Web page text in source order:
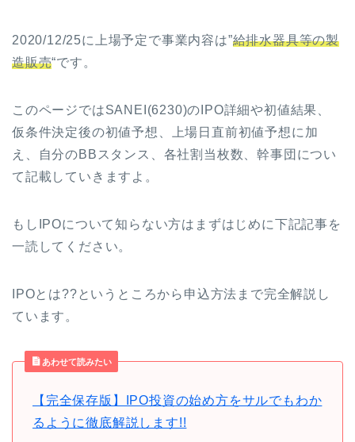
2020/12/25に上場予定で事業内容は”給排水器具等の製
造販売“です。
このページではSANEI(6230)のIPO詳細や初値結果、
仮条件決定後の初値予想、上場日直前初値予想に加
え、自分のBBスタンス、各社割当枚数、幹事団につい
て記載していきますよ。
もしIPOについて知らない方はまずはじめに下記記事を
一読してください。
IPOとは??というところから申込方法まで完全解説し
ています。
あわせて読みたい
【完全保存版】IPO投資の始め方をサルでもわか
るように徹底解説します!!